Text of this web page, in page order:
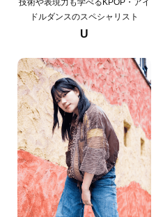
技術や表現力も学べるKPOP・アイ
ドルダンスのスペシャリスト
U